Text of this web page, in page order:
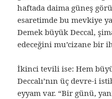
haftada daima güneş
esaretimde bu mevkiye
Demek büyük Deccal,
edeceğini mu’cizane bir
İkinci tevili ise: Hem
Deccalı’nın üç devre-i
eyyam var. “Bir günü,